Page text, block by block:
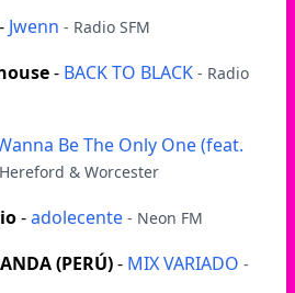
- Jwenn - Radio SFM
- BACK TO BLACK - Radio
Be The Only One (feat.
& Worcester
-adolecente - Neon FM
(PERÚ)- MIX VARIADO -